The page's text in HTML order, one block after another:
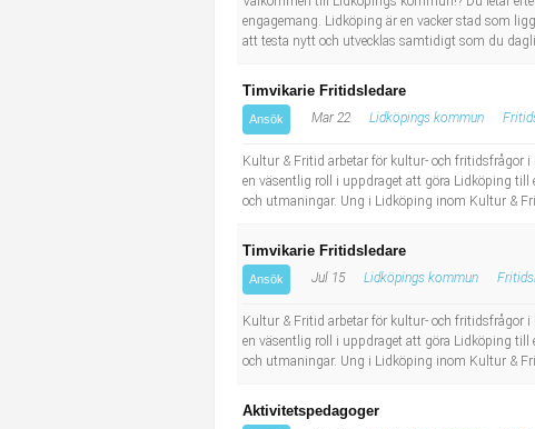
engagemang. Lidköping är en vacker stad som
att testa nytt och utvecklas samtidigt som du
Timvikarie Fritidsledare
Ansök Mar 22 Lidköpings kommun
Kultur & Fritid arbetar för kultur- och fritidsfrågor
en väsentlig roll i uppdraget att göra Lidköping till
och utmaningar. Ung i Lidköping inom Kultur &
Timvikarie Fritidsledare
Ansök Jul 15 Lidköpings kommun
Kultur & Fritid arbetar för kultur- och fritidsfrågor
en väsentlig roll i uppdraget att göra Lidköping till
och utmaningar. Ung i Lidköping inom Kultur &
Aktivitetspedagoger